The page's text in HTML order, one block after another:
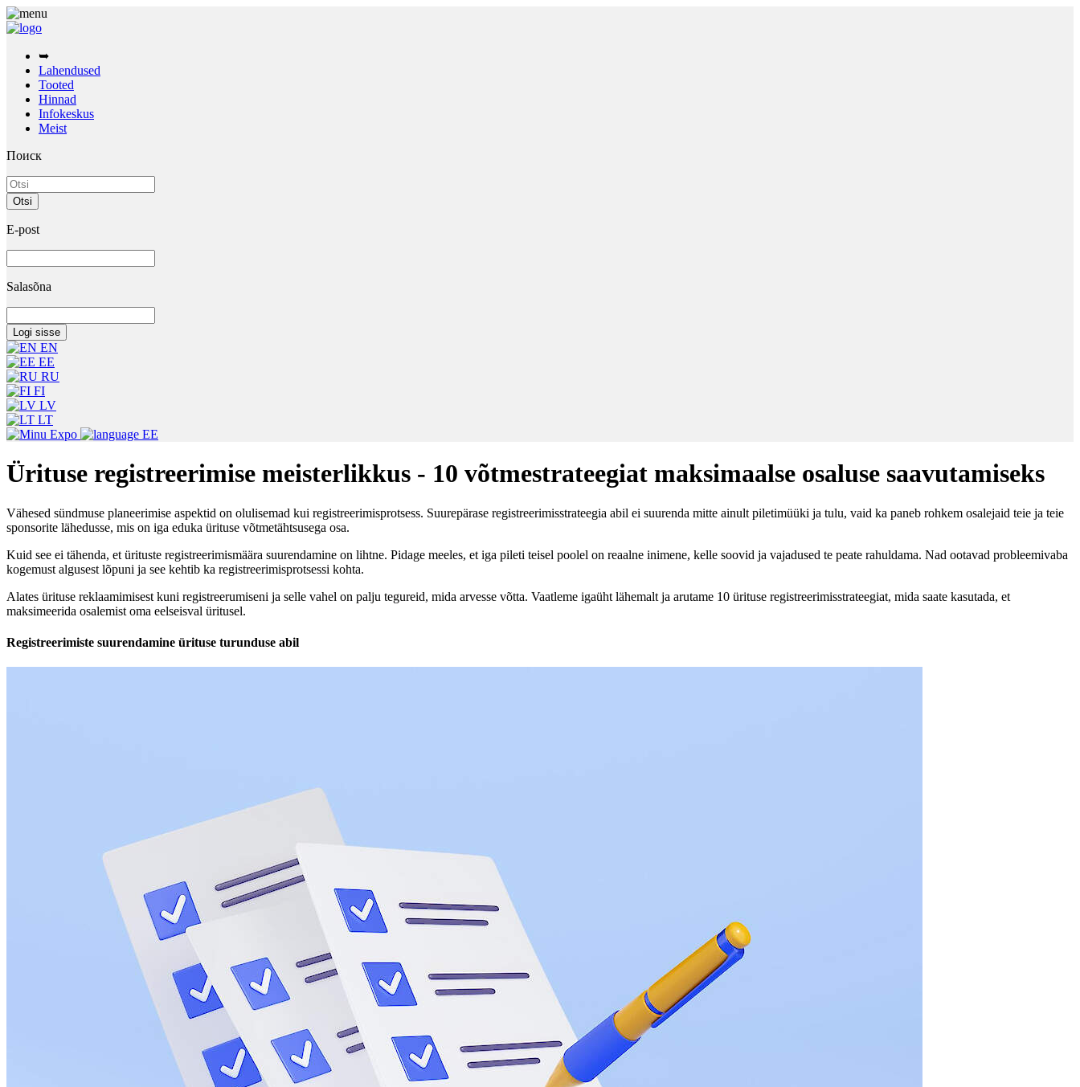
➥
Lahendused
Tooted
Hinnad
Infokeskus
Meist
Поиск
E-post
Salasõna
EN
EE
RU
FI
LV
LT
EE
Ürituse registreerimise meisterlikkus - 10 võtmestrateegiat maksimaalse osaluse saavutamiseks
Vähesed sündmuse planeerimise aspektid on olulisemad kui registreerimisprotsess. Suurepärase registreerimisstrateegia abil ei suurenda mitte ainult piletimüüki ja tulu, vaid ka paneb rohkem osalejaid teie ja teie
sponsorite lähedusse, mis on iga eduka ürituse võtmetähtsusega osa.
Kuid see ei tähenda, et ürituste registreerimismäära suurendamine on lihtne. Pidage meeles, et iga pileti teisel poolel on reaalne inimene, kelle soovid ja vajadused te peate rahuldama. Nad ootavad probleemivaba
kogemust algusest lõpuni ja see kehtib ka registreerimisprotsessi kohta.
Alates ürituse reklaamimisest kuni registreerumiseni ja selle vahel on palju tegureid, mida arvesse võtta. Vaatleme igaüht lähemalt ja arutame 10 ürituse registreerimisstrateegiat, mida saate kasutada, et
maksimeerida osalemist oma eelseisval üritusel.
Registreerimiste suurendamine ürituse turunduse abil